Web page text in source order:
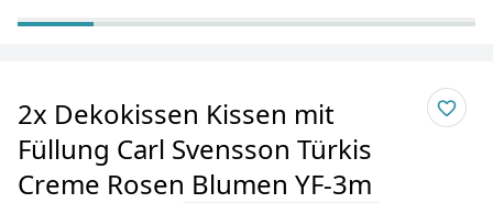
2x Dekokissen Kissen mit
Füllung Carl Svensson Türkis
Creme Rosen Blumen YF-3m